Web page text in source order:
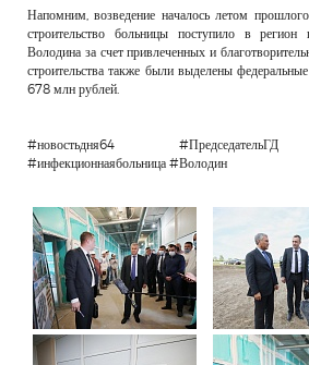
Напомним, возведение началось летом
строительство больницы поступило в регион
Володина за счет привлеченных и
строительства также были выделены
678 млн рублей.
#новостьдня64 #ПредседательГД
#инфекционнаябольница #Володин